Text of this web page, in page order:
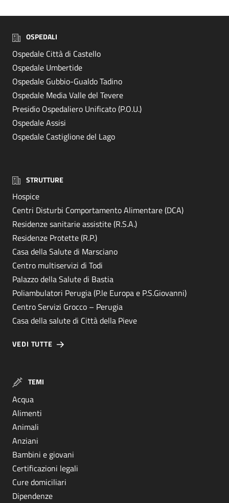
OSPEDALI
Ospedale Città di Castello
Ospedale Umbertide
Ospedale Gubbio-Gualdo Tadino
Ospedale Media Valle del Tevere
Presidio Ospedaliero Unificato (P.O.U.)
Ospedale Assisi
Ospedale Castiglione del Lago
STRUTTURE
Hospice
Centri Disturbi Comportamento Alimentare (DCA)
Residenze sanitarie assistite (R.S.A.)
Residenze Protette (R.P.)
Casa della Salute di Marsciano
Centro multiservizi di Todi
Palazzo della Salute di Bastia
Poliambulatori Perugia (P.le Europa e P.S.Giovanni)
Centro Servizi Grocco – Perugia
Casa della salute di Città della Pieve
VEDI TUTTE
TEMI
Acqua
Alimenti
Animali
Anziani
Bambini e giovani
Certificazioni legali
Cure domiciliari
Dipendenze